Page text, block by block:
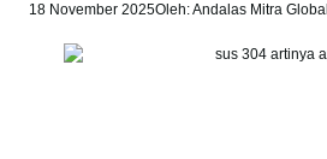
18 November 2025Oleh: Andalas Mitra Global